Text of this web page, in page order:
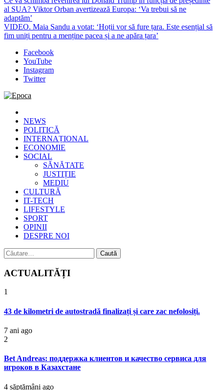
al SUA? Viktor Orban avertizează Europa: ‘Va trebui să ne
adaptăm’
VIDEO. Maia Sandu a votat: ‘Hoții vor să fure țara. Este esențial să
fim uniți pentru a menține pacea și a ne apăra țara’
Facebook
YouTube
Instagram
Twitter
Epoca
Cele mai noi știri online din România
NEWS
POLITICĂ
INTERNAȚIONAL
ECONOMIE
SOCIAL
SĂNĂTATE
JUSTIȚIE
MEDIU
CULTURĂ
IT-TECH
LIFESTYLE
SPORT
OPINII
DESPRE NOI
Caută
după:
ACTUALITĂȚI
1
43 de kilometri de autostradă finalizați și care zac nefolosiți.
7 ani ago
2
Bet Andreas: поддержка клиентов и качество сервиса для
игроков в Казахстане
4 săptămâni ago